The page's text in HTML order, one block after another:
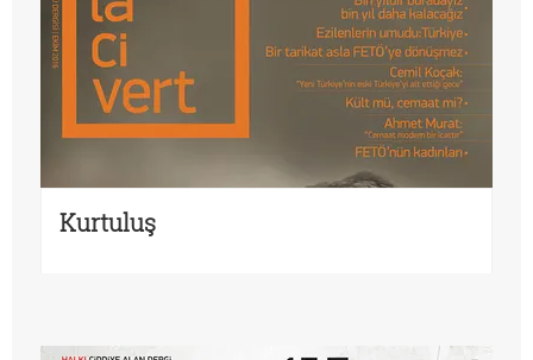
Kurtuluş